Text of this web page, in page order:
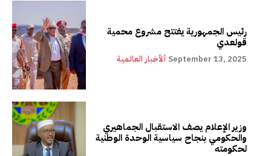
رئيس الجمهورية يفتتح مشروع محمية
قولعدي
ألأخبار العالمية September 13, 2025
وزير الإعلام يصف الاستقبال الجماهيري
والحكومي بنجاح سياسية الوحدة الوطنية
لحكومته